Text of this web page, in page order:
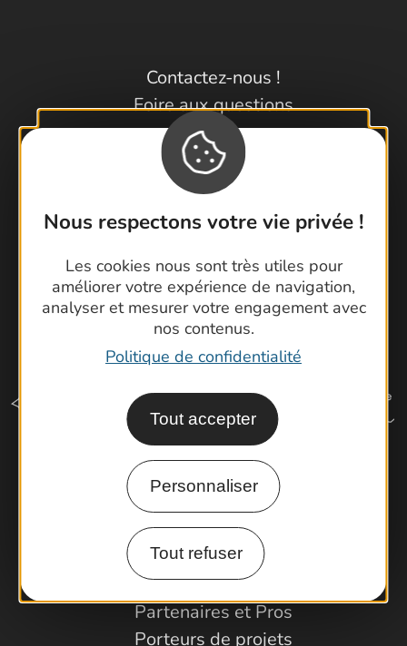
Nous respectons votre vie privée !
Les cookies nous sont très utiles pour
améliorer votre expérience de navigation,
analyser et mesurer votre engagement avec
nos contenus.
Politique de confidentialité
Tout accepter
Personnaliser
Tout refuser
Contactez-nous !
Foire aux questions
Brochures
Cartoguides et Topoguides
Latitude Gard
Comment venir ?
Espace Pro
Observatoire
Partenaires et Pros
Porteurs de projets